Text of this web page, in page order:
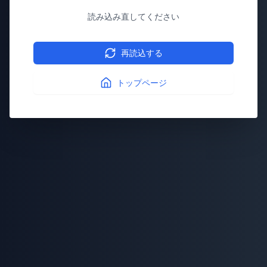
読み込み直してください
再読込する
トップページ